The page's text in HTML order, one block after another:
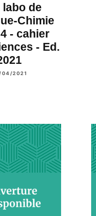
labo de
Chimie
- cahier
- Ed.
04/2021